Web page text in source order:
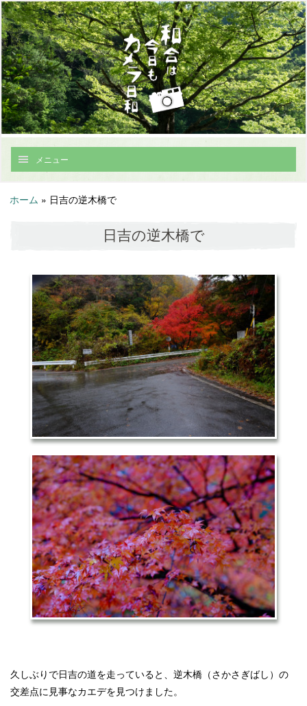
メニュー
ホーム » 日吉の逆木橋で
日吉の逆木橋で
久しぶりで日吉の道を走っていると、逆木橋（さかさぎばし）の
交差点に見事なカエデを見つけました。